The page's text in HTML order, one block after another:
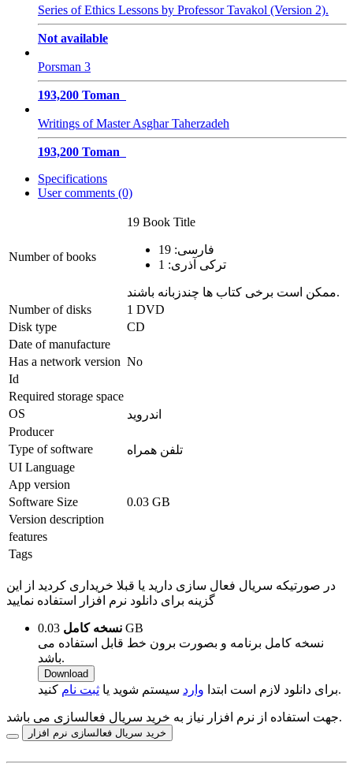
Series of Ethics Lessons by Professor Tavakol (Version 2).
Not available
Porsman 3
193,200 Toman
Writings of Master Asghar Taherzadeh
193,200 Toman
Specifications
User comments (0)
Number of books
19 Book Title
فارسی: 19
ترکی آذری: 1
ممکن است برخی کتاب ها چندزبانه باشند.
Number of disks
1 DVD
Disk type
CD
Date of manufacture
Has a network version No
Id
Required storage space
OS
اندروید
Producer
Type of software
تلفن همراه
UI Language
App version
Software Size
0.03 GB
Version description
features
Tags
در صورتیکه سریال فعال سازی دارید یا قبلا خریداری کردید از این
گزینه برای دانلود نرم افزار استفاده نمایید
نسخه کامل 0.03 GB
نسخه کامل برنامه و بصورت برون خط قابل استفاده می
باشد.
Download
برای دانلود لازم است ابتدا وارد سیستم شوید یا ثبت نام کنید.
جهت استفاده از نرم افزار نیاز به خرید سریال فعالسازی می باشد.
خرید سریال فعالسازی نرم افزار